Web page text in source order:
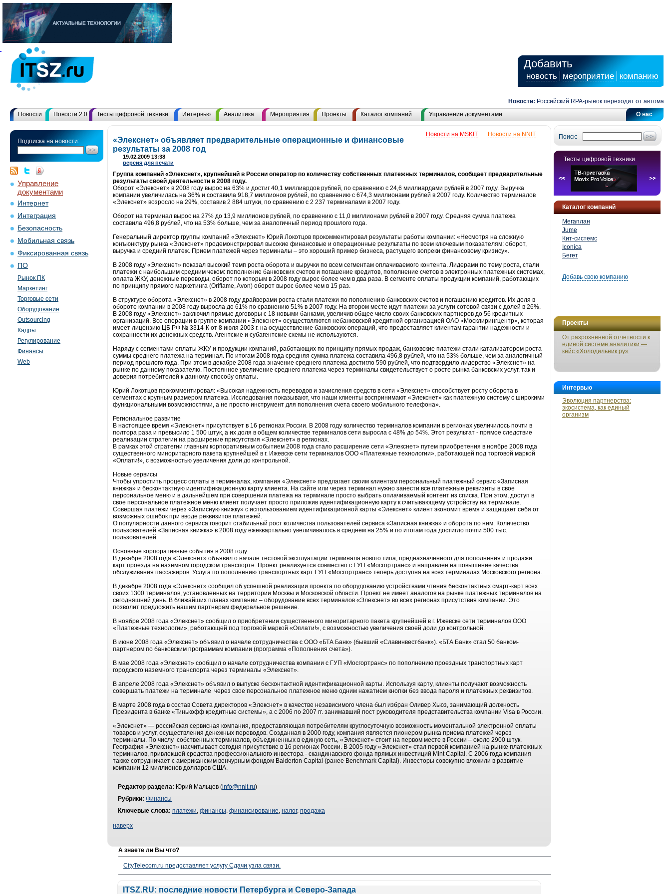
Добавить
новость мероприятие компанию
Новости: Российский RPA-рынок переходит от
О нас
Новости Новости 2.0 Тесты цифровой техники Интервью Аналитика Мероприятия Проекты Каталог компаний Управление документами
Подписка на новости:
Управление
документами
Интернет
Интеграция
Безопасность
Мобильная связь
Фиксированная связь
ПО
Рынок ПК
Маркетинг
Торговые сети
Оборудование
Outsourcing
Кадры
Регулирование
Финансы
Web
Поиск:
Тесты цифровой техники
Каталог компаний
Мегаплан
Jume
Кит-системс
Iconica
Бегет
Добавь свою компанию
Проекты
От разрозненной отчетности к
единой системе аналитики —
кейс «Холодильник.ру»
Интервью
Эволюция партнерства:
экосистема, как единый
организм
Новости на NNIT
Новости на MSKIT
«Элекснет» объявляет предварительные операционные и финансовые
результаты за 2008 год
19.02.2009 13:38
версия для печати
Группа компаний «Элекснет», крупнейший в России оператор по количеству собственных платежных терминалов, сообщает предварительные
результаты своей деятельности в 2008 году.
Оборот «Элекснет» в 2008 году вырос на 63% и достиг 40,1 миллиардов рублей, по сравнению с 24,6 миллиардами рублей в 2007 году. Выручка
компании увеличилась на 36% и составила 918,7 миллионов рублей, по сравнению с 674,3 миллионами рублей в 2007 году. Количество терминалов
«Элекснет» возросло на 29%, составив 2 884 штуки, по сравнению с 2 237 терминалами в 2007 году.
Оборот на терминал вырос на 27% до 13,9 миллионов рублей, по сравнению с 11,0 миллионами рублей в 2007 году. Средняя сумма платежа
составила 496,8 рублей, что на 53% больше, чем за аналогичный период прошлого года.
Генеральный директор группы компаний «Элекснет» Юрий Локотцов прокомментировал результаты работы компании: «Несмотря на сложную
конъюнктуру рынка «Элекснет» продемонстрировал высокие финансовые и операционные результаты по всем ключевым показателям: оборот,
выручка и средний платеж. Прием платежей через терминалы – это хороший пример бизнеса, растущего вопреки финансовому кризису».
В 2008 году «Элекснет» показал высокий темп роста оборота и выручки по всем сегментам оплачиваемого контента. Лидерами по тему роста, стали
платежи с наибольшим средним чеком: пополнение банковских счетов и погашение кредитов, пополнение счетов в электронных платежных системах,
оплата ЖКУ, денежные переводы, оборот по которым в 2008 году вырос более чем в два раза. В сегменте оплаты продукции компаний, работающих
по принципу прямого маркетинга (Oriflame, Avon) оборот вырос более чем в 15 раз.
В структуре оборота «Элекснет» в 2008 году драйверами роста стали платежи по пополнению банковских счетов и погашению кредитов. Их доля в
обороте компании в 2008 году выросла до 61% по сравнению 51% в 2007 году. На втором месте идут платежи за услуги сотовой связи с долей в 26%.
В 2008 году «Элекснет» заключил прямые договоры с 18 новыми банками, увеличив общее число своих банковских партнеров до 56 кредитных
организаций. Все операции в группе компании «Элекснет» осуществляются небанковской кредитной организацией ОАО «Москлирингцентр», которая
имеет лицензию ЦБ РФ № 3314-К от 8 июля 2003 г. на осуществление банковских операций, что предоставляет клиентам гарантии надежности и
сохранности их денежных средств. Агентские и субагентские схемы не используются.
Наряду с сегментами оплаты ЖКУ и продукции компаний, работающих по принципу прямых продаж, банковские платежи стали катализатором роста
суммы среднего платежа на терминал. По итогам 2008 года средняя сумма платежа составила 496,8 рублей, что на 53% больше, чем за аналогичный
период прошлого года. При этом в декабре 2008 года значение среднего платежа достигло 590 рублей, что подтвердило лидерство «Элекснет» на
рынке по данному показателю. Постоянное увеличение среднего платежа через терминалы свидетельствует о росте рынка банковских услуг, так и
доверия потребителей к данному способу оплаты.
Юрий Локотцов прокомментировал: «Высокая надежность переводов и зачисления средств в сети «Элекснет» способствует росту оборота в
сегментах с крупным размером платежа. Исследования показывают, что наши клиенты воспринимают «Элекснет» как платежную систему с широкими
функциональными возможностями, а не просто инструмент для пополнения счета своего мобильного телефона».
Региональное развитие
В настоящее время «Элекснет» присутствует в 16 регионах России. В 2008 году количество терминалов компании в регионах увеличилось почти в
полтора раза и превысило 1 500 штук, а их доля в общем количестве терминалов сети выросла с 48% до 54%. Этот результат - прямое следствие
реализации стратегии на расширение присутствия «Элекснет» в регионах.
В рамках этой стратегии главным корпоративным событием 2008 года стало расширение сети «Элекснет» путем приобретения в ноябре 2008 года
существенного миноритарного пакета крупнейшей в г. Ижевске сети терминалов ООО «Платежные технологии», работающей под торговой маркой
«Оплати!», с возможностью увеличения доли до контрольной.
Новые сервисы
Чтобы упростить процесс оплаты в терминалах, компания «Элекснет» предлагает своим клиентам персональный платежный сервис «Записная
книжка» и бесконтактную идентификационную карту клиента. На сайте или через терминал нужно занести все платежные реквизиты в свое
персональное меню и в дальнейшем при совершении платежа на терминале просто выбрать оплачиваемый контент из списка. При этом, доступ в
свое персональное платежное меню клиент получает просто приложив идентификационную карту к считывающему устройству на терминале.
Совершая платежи через «Записную книжку» с использованием идентификационной карты «Элекснет» клиент экономит время и защищает себя от
возможных ошибок при вводе реквизитов платежей.
О популярности данного сервиса говорит стабильный рост количества пользователей сервиса «Записная книжка» и оборота по ним. Количество
пользователей «Записная книжка» в 2008 году ежеквартально увеличивалось в среднем на 25% и по итогам года достигло почти 500 тыс.
пользователей.
Основные корпоративные события в 2008 году
В декабре 2008 года «Элекснет» объявил о начале тестовой эксплуатации терминала нового типа, предназначенного для пополнения и продажи
карт проезда на наземном городском транспорте. Проект реализуется совместно с ГУП «Мосгортранс» и направлен на повышение качества
обслуживания пассажиров. Услуга по пополнению транспортных карт ГУП «Мосгортранс» теперь доступна на всех терминалах Московского региона.
В декабре 2008 года «Элекснет» сообщил об успешной реализации проекта по оборудованию устройствами чтения бесконтактных смарт-карт всех
своих 1300 терминалов, установленных на территории Москвы и Московской области. Проект не имеет аналогов на рынке платежных терминалов на
сегодняшний день. В ближайших планах компании – оборудование всех терминалов «Элекснет» во всех регионах присутствия компании. Это
позволит предложить нашим партнерам федеральное решение.
В ноябре 2008 года «Элекснет» сообщил о приобретении существенного миноритарного пакета крупнейшей в г. Ижевске сети терминалов ООО
«Платежные технологии», работающей под торговой маркой «Оплати!», с возможностью увеличения своей доли до контрольной.
В июне 2008 года «Элекснет» объявил о начале сотрудничества с ООО «БТА Банк» (бывший «Славинвестбанк»). «БТА Банк» стал 50 банком-
партнером по банковским программам компании (программа «Пополнения счета»).
В мае 2008 года «Элекснет» сообщил о начале сотрудничества компании с ГУП «Мосгортранс» по пополнению проездных транспортных карт
городского наземного транспорта через терминалы «Элекснет».
В апреле 2008 года «Элекснет» объявил о выпуске бесконтактной идентификационной карты. Используя карту, клиенты получают возможность
совершать платежи на терминале через свое персональное платежное меню одним нажатием кнопки без ввода пароля и платежных реквизитов.
В марте 2008 года в состав Совета директоров «Элекснет» в качестве независимого члена был избран Оливер Хьюз, занимающий должность
Президента в банке «Тинькофф кредитные системы», а с 2006 по 2007 гг. занимавший пост руководителя представительства компании Visa в России.
«Элекснет» — российская сервисная компания, предоставляющая потребителям круглосуточную возможность моментальной электронной оплаты
товаров и услуг, осуществления денежных переводов. Созданная в 2000 году, компания является пионером рынка приема платежей через
терминалы. По числу собственных терминалов, объединенных в единую сеть, «Элекснет» стоит на первом месте в России – около 2900 штук.
География «Элекснет» насчитывает сегодня присутствие в 16 регионах России. В 2005 году «Элекснет» стал первой компанией на рынке платежных
терминалов, привлекшей средства профессионального инвестора - скандинавского фонда прямых инвестиций Mint Capital. С 2006 года компания
также сотрудничает с американским венчурным фондом Balderton Capital (ранее Benchmark Capital). Инвесторы совокупно вложили в развитие
компании 12 миллионов долларов США.
Редактор раздела: Юрий Мальцев (info@nnit.ru)
Рубрики: Финансы
Ключевые слова: платежи, финансы, финансирование, налог, продажа
наверх
А знаете ли Вы что?
CityTelecom.ru предоставляет услугу Сдачи узла связи.
ITSZ.RU: последние новости Петербурга и Северо-Запада